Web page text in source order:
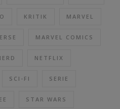
KRITIK MARVEL
MARVEL COMICS
NETFLIX
SCI-FI SERIE
STAR WARS